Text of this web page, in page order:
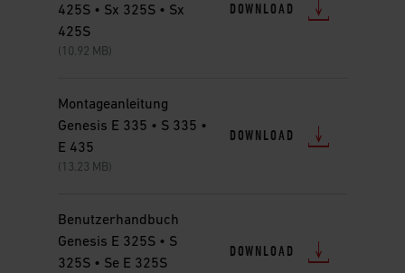
425S • Sx 325S • Sx
425S
(10.92 MB)
DOWNLOAD
Montageanleitung
Genesis E 335 • S 335 •
E 435
(13.23 MB)
DOWNLOAD
Benutzerhandbuch
Genesis E 325S • S
325S • Se E 325S
DOWNLOAD